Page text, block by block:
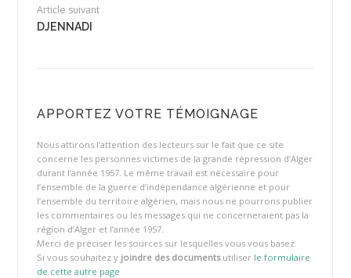
Article suivant
DJENNADI
APPORTEZ VOTRE TÉMOIGNAGE
Nous attirons l’attention des lecteurs sur le fait que ce site
concerne les personnes victimes de la grande répression d’Alger
durant l’année 1957. Le même travail est nécessaire pour
l’ensemble de la guerre d’indépendance algérienne et pour
l’ensemble du territoire algérien, mais nous ne pourrons publier
les commentaires ou les messages qui ne concerneraient pas la
région d’Alger et l’année 1957.
Merci de préciser les sources sur lesquelles vous vous basez.
Si vous souhaitez y joindre des documentsutiliser le formulaire
de cette autre page